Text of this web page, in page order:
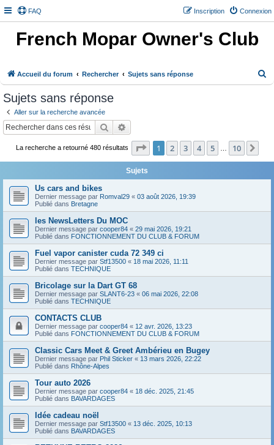
FAQ Connexion
Inscription
French Mopar Owner's Club
Accueil du forum Rechercher Sujets sans réponse
c
Sujets sans réponse
Aller sur la recherche avancée
Rechercher
La recherche a retourné 480 résultats Page 1sur10
1 2 3 4 5 10
Sujets
Us cars and bikes
Dernier message par Romval29 « 03 août 2026, 19:39
Publié dans Bretagne
les NewsLetters Du MOC
Dernier message par cooper84 « 29 mai 2026, 19:21
Publié dans FONCTIONNEMENT DU CLUB & FORUM
Fuel vapor canister cuda 72 349 ci
Dernier message par Stf13500 « 18 mai 2026, 11:11
Publié dans TECHNIQUE
Bricolage sur la Dart GT 68
Dernier message par SLANT6-23 « 06 mai 2026, 22:08
Publié dans TECHNIQUE
CONTACTS CLUB
Dernier message par cooper84 « 12 avr. 2026, 13:23
Publié dans FONCTIONNEMENT DU CLUB & FORUM
Classic Cars Meet & Greet Ambérieu en Bugey
Dernier message par Phil Sticker « 13 mars 2026, 22:22
Publié dans Rhône-Alpes
Tour auto 2026
Dernier message par cooper84 « 18 déc. 2025, 21:45
Publié dans BAVARDAGES
Idée cadeau noël
Dernier message par Stf13500 « 13 déc. 2025, 10:13
Publié dans BAVARDAGES